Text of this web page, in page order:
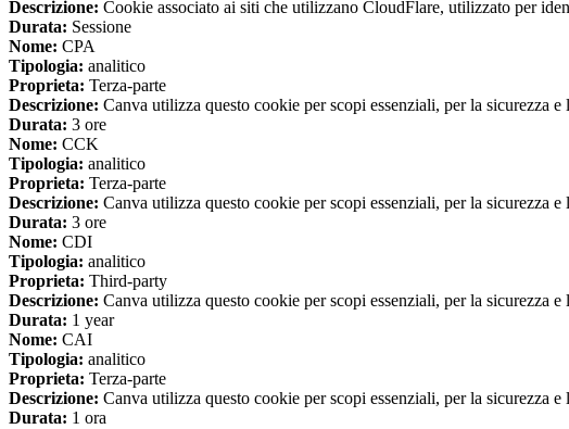
Descrizione: Cookie associato ai siti che utilizzano CloudFlare, utilizzato per
Durata: Sessione
Nome: CPA
Tipologia: analitico
Proprieta: Terza-parte
Descrizione: Canva utilizza questo cookie per scopi essenziali, per la sicurezza e
Durata: 3 ore
Nome: CCK
Tipologia: analitico
Proprieta: Terza-parte
Descrizione: Canva utilizza questo cookie per scopi essenziali, per la sicurezza e
Durata: 3 ore
Nome: CDI
Tipologia: analitico
Proprieta: Third-party
Descrizione: Canva utilizza questo cookie per scopi essenziali, per la sicurezza e
Durata: 1 year
Nome: CAI
Tipologia: analitico
Proprieta: Terza-parte
Descrizione: Canva utilizza questo cookie per scopi essenziali, per la sicurezza e
Durata: 1 ora